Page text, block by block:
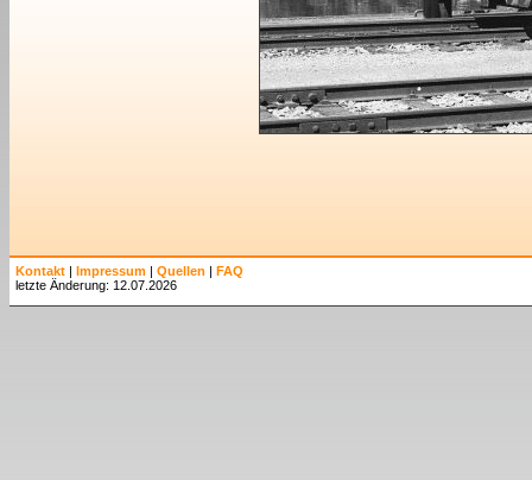
Kontakt | Impressum | Quellen | FAQ
letzte Änderung: 12.07.2026